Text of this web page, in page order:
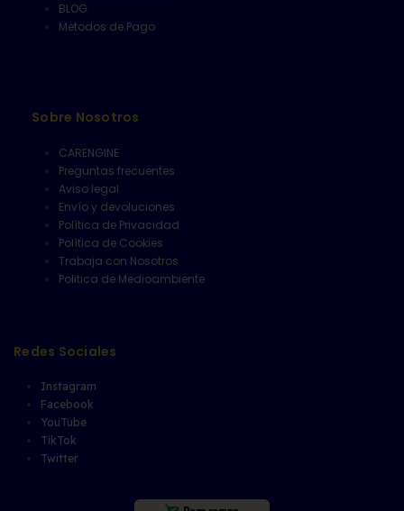
BLOG
Metodos de Pago
Sobre Nosotros
CARENGINE
Preguntas frecuentes
Aviso legal
Envío y devoluciones
Política de Privacidad
Política de Cookies
Trabaja con Nosotros
Politica de Medioambiente
Redes Sociales
Instagram
Facebook
YouTube
TikTok
Twitter